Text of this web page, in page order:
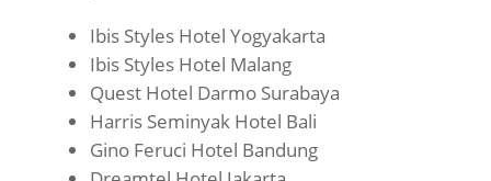
Ibis Styles Hotel Yogyakarta
Ibis Styles Hotel Malang
Quest Hotel Darmo Surabaya
Harris Seminyak Hotel Bali
Gino Feruci Hotel Bandung